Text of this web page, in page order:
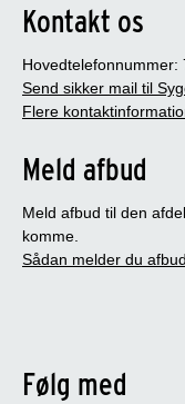
Kontakt os
Hovedtelefonnummer:
Send sikker mail til
Flere
Meld afbud
Meld afbud til den
komme.
Sådan melder du afbud
Følg med